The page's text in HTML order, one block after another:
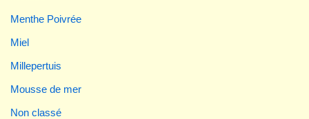
Menthe Poivrée
Miel
Millepertuis
Mousse de mer
Non classé